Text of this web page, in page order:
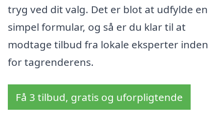
tryg ved dit valg. Det er blot at udfylde en
simpel formular, og så er du klar til at
modtage tilbud fra lokale eksperter inden
for tagrenderens.
Få 3 tilbud, gratis og uforpligtende